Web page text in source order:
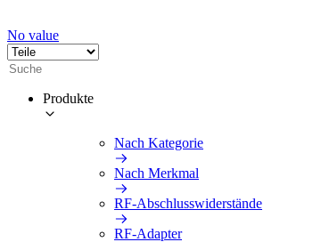
No value
Produkte
Nach Kategorie
Nach Merkmal
RF-Abschlusswiderstände
RF-Adapter